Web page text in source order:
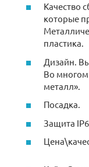
Качество
которые
пластика.
Дизайн.
Во многом
металл».
Посадка.
Защита